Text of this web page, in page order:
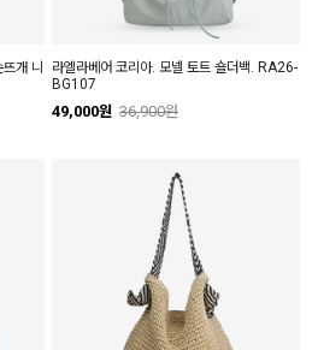
개 니
라엘라베어 코리아. 모넬 토트 숄더백. RA26-
BG107
49,000원 36,900원